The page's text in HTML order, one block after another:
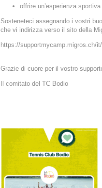
offrire un’esperienza
Sosteneteci assegnando i vostri
che vi indirizza verso il sito della
https://supportmycamp.migros.ch/
Grazie di cuore per il vostro
Il comitato del TC Bodio